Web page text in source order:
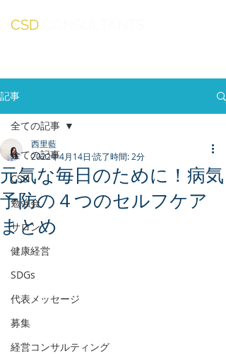
CSD
記事
全ての記事
CSD
勉強会
サロン
健康経営
SDGs
代表メッセージ
募集
経営コンサルティング
全ての記事
元気な毎日のために！病気
予防の４つのセルフケア
まとめ
西里藍
2022年4月14日 読了時間: 2分